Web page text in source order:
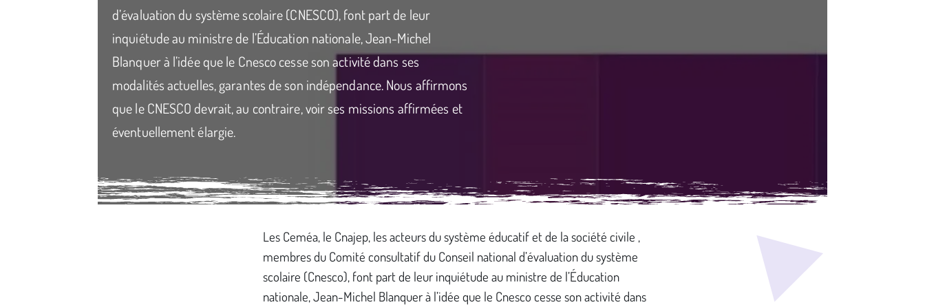
d’évaluation du système scolaire (CNESCO), font part de leur
inquiétude au ministre de l’Éducation nationale, Jean-Michel
Blanquer à l’idée que le Cnesco cesse son activité dans ses
modalités actuelles, garantes de son indépendance. Nous affirmons
que le CNESCO devrait, au contraire, voir ses missions affirmées et
éventuellement élargie.
Les Ceméa, le Cnajep, les acteurs du système éducatif et de la société civile ,
membres du Comité consultatif du Conseil national d’évaluation du système
scolaire (Cnesco), font part de leur inquiétude au ministre de l’Éducation
nationale, Jean-Michel Blanquer à l’idée que le Cnesco cesse son activité dans